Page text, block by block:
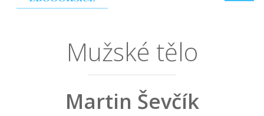
Mužské tělo
Martin Ševčík